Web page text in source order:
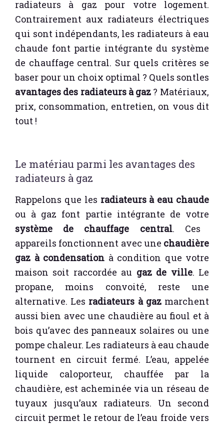
radiateurs à gaz pour votre logement.
Contrairement aux radiateurs électriques
qui sont indépendants, les radiateurs à eau
chaude font partie intégrante du système
de chauffage central. Sur quels critères se
baser pour un choix optimal ? Quels sontles
avantages des radiateurs à gaz ? Matériaux,
prix, consommation, entretien, on vous dit
tout !
Le matériau parmi les avantages des
radiateurs à gaz
Rappelons que les radiateurs à eau chaude
ou à gaz font partie intégrante de votre
système de chauffage central. Ces
appareils fonctionnent avec une chaudière
gaz à condensation à condition que votre
maison soit raccordée au gaz de ville. Le
propane, moins convoité, reste une
alternative. Les radiateurs à gazmarchent
aussi bien avec une chaudière au fioul et à
bois qu’avec des panneaux solaires ou une
pompe chaleur. Les radiateurs à eau chaude
tournent en circuit fermé. L’eau, appelée
liquide caloporteur, chauffée par la
chaudière, est acheminée via un réseau de
tuyaux jusqu’aux radiateurs. Un second
circuit permet le retour de l’eau froide vers